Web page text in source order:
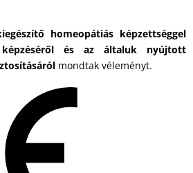
homeopátiás képzettséggel
képzéséről és az általuk nyújtott
mondtak véleményt.